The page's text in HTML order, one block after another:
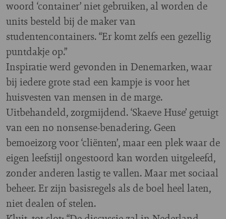
woord ‘container’ niet gebruiken, al worden de
units besteld bij de maker van
studentencontainers. “Er komt zelfs een gezellig
puntdakje op.”
Inspiratie werd gevonden in Denemarken, waar
bij iedere grote stad een kampje is voor het
huisvesten van mensen in de marge.
Uitbehandeld, zorgmijdend. ‘Skaeve Huse’ getuigt
van een no nonsense-benadering. Geen
bemoeizorg voor ‘cliënten’, maar een plek waar de
eigen leefstijl ongestoord kan worden uitgeleefd,
zonder anderen lastig te vallen. Maar met sociaal
beheer. Er zijn basisregels als de boel heel laten,
niet dealen of stelen.